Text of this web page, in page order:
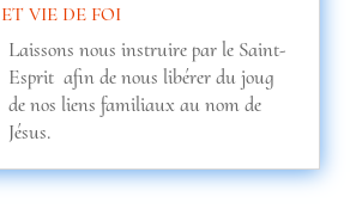
ET VIE DE FOI
Laissons nous instruire par le Saint-
Esprit afin de nous libérer du joug
de nos liens familiaux au nom de
Jésus.